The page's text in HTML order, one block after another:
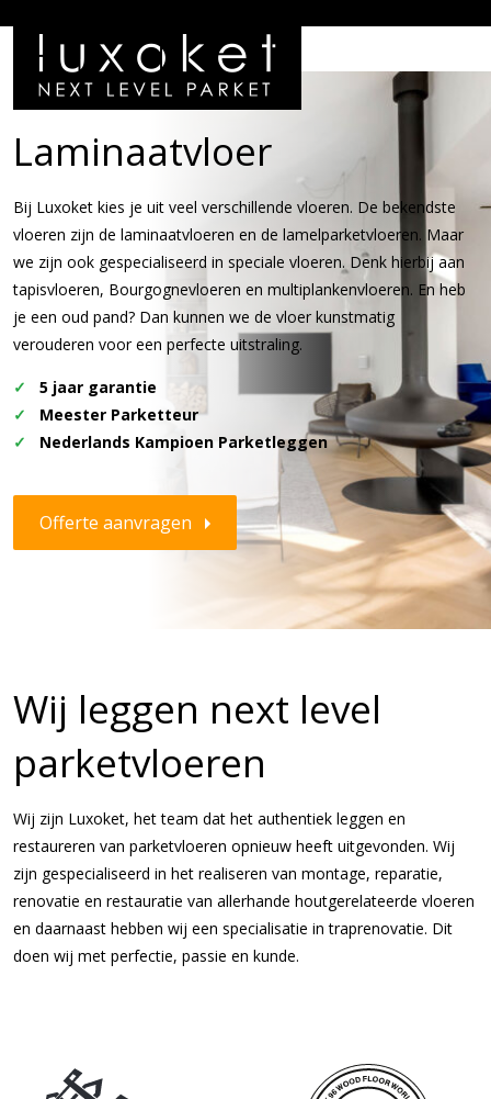
Laminaatvloer
Bij Luxoket kies je uit veel verschillende vloeren. De bekendste
vloeren zijn de laminaatvloeren en de lamelparketvloeren. Maar
we zijn ook gespecialiseerd in speciale vloeren. Denk hierbij aan
tapisvloeren, Bourgognevloeren en multiplankenvloeren. En heb
je een oud pand? Dan kunnen we de vloer kunstmatig
verouderen voor een perfecte uitstraling.
5 jaar garantie
Meester Parketteur
Nederlands Kampioen Parketleggen
Offerte aanvragen
Wij leggen next level
parketvloeren
Wij zijn Luxoket, het team dat het authentiek leggen en
restaureren van parketvloeren opnieuw heeft uitgevonden. Wij
zijn gespecialiseerd in het realiseren van montage, reparatie,
renovatie en restauratie van allerhande houtgerelateerde vloeren
en daarnaast hebben wij een specialisatie in traprenovatie. Dit
doen wij met perfectie, passie en kunde.